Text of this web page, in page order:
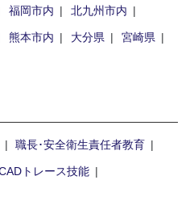
福岡市内
北九州市内
熊本市内 大分県
宮崎県
職長･安全衛生責任者教育
トレース技能